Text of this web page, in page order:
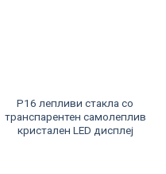
P16 лепливи стакла со
транспарентен самолеплив
кристален LED дисплеј